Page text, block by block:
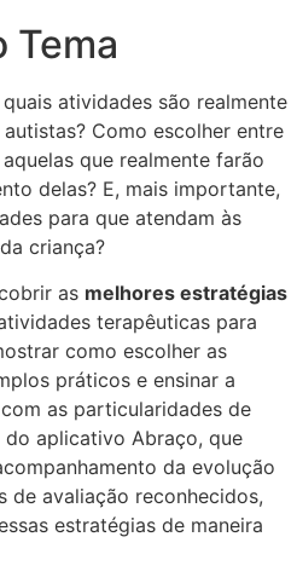
Tema
atividades são realmente
Como escolher entre
que realmente farão
delas? E, mais importante,
para que atendam às
criança?
as melhores estratégias
terapêuticas para
como escolher as
práticos e ensinar a
as particularidades de
aplicativo Abraço, que
da evolução
avaliação reconhecidos,
estratégias de maneira